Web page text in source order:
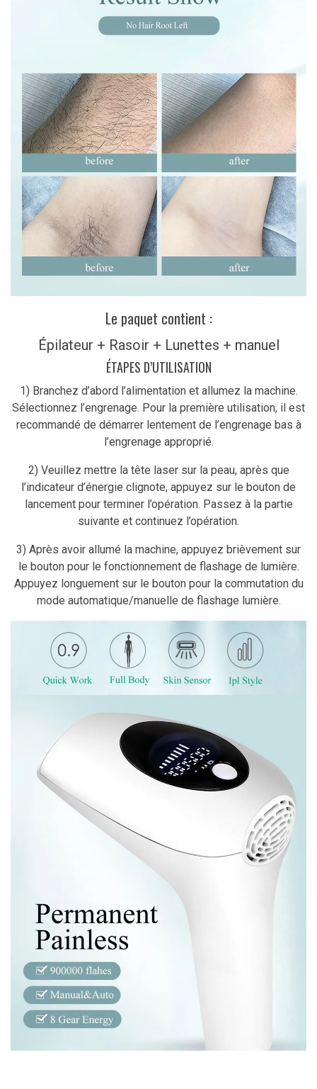
Le paquet contient :
Épilateur + Rasoir + Lunettes + manuel
ÉTAPES D’UTILISATION
1) Branchez d’abord l’alimentation et allumez la machine.
Sélectionnez l’engrenage. Pour la première utilisation, il est
recommandé de démarrer lentement de l’engrenage bas à
l’engrenage approprié.
2) Veuillez mettre la tête laser sur la peau, après que
l’indicateur d’énergie clignote, appuyez sur le bouton de
lancement pour terminer l’opération. Passez à la partie
suivante et continuez l’opération.
3) Après avoir allumé la machine, appuyez brièvement sur
le bouton pour le fonctionnement de flashage de lumière.
Appuyez longuement sur le bouton pour la commutation du
mode automatique/manuelle de flashage lumière.